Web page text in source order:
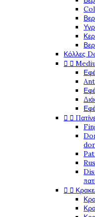
Κόλλες
 
 
 